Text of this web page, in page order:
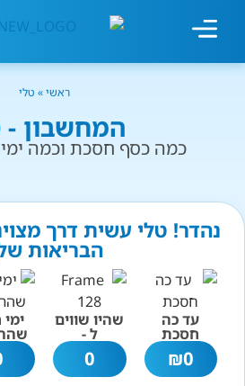
ראשי» טלי
המחשבון -
כמה כסף חסכת וכמה
נהדר! טלי עשית דרך
הבריאות
עד כה
חסכת
0
₪
שהיו שווים
ל -
0
ימי